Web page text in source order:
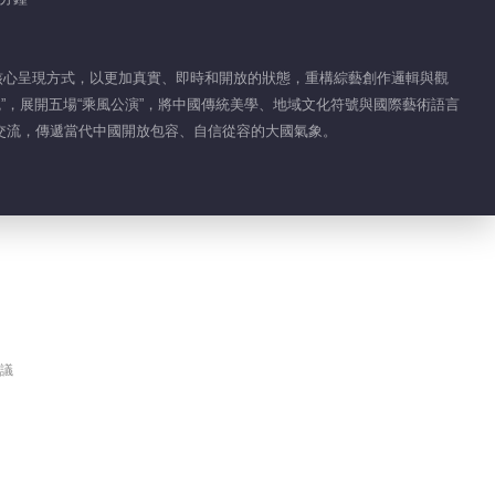
呈現方式，以更加真實、即時和開放的狀態，重構綜藝創作邏輯與觀
展開五場“乘風公演”，將中國傳統美學、地域文化符號與國際藝術語言
，傳遞當代中國開放包容、自信從容的大國氣象。